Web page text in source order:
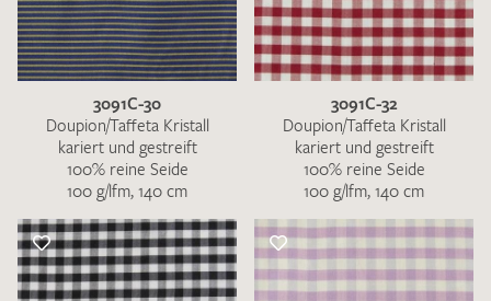
3091C-30
Doupion/Taffeta Kristall
kariert und gestreift
100% reine Seide
100 g/lfm, 140 cm
3091C-32
Doupion/Taffeta Kristall
kariert und gestreift
100% reine Seide
100 g/lfm, 140 cm